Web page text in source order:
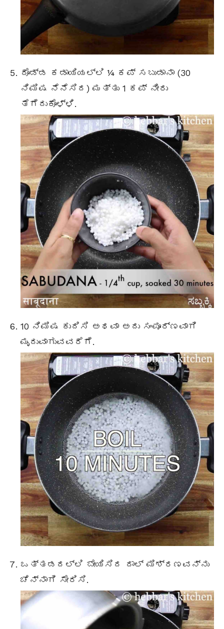
ದೊಡ್ಡ ಕಡಾಯಿಯಲ್ಲಿ ¼ ಕಪ್ ಸಬುಡಾನಾ (30
ನಿಮಿಷ ನೆನೆಸಿದ) ಮತ್ತು 1 ಕಪ್ ನೀರು
ತೆಗೆದುಕೊಳ್ಳಿ.
10 ನಿಮಿಷ ಕುದಿಸಿ ಅಥವಾ ಅದು ಸಂಪೂರ್ಣವಾಗಿ
ಮೃದುವಾಗುವವರೆಗೆ.
ಒತ್ತಡದಲ್ಲಿ ಬೇಯಿಸಿದ ದಾಲ್ ಮಿಶ್ರಣವನ್ನು
ಚೆನ್ನಾಗಿ ಸೇರಿಸಿ.